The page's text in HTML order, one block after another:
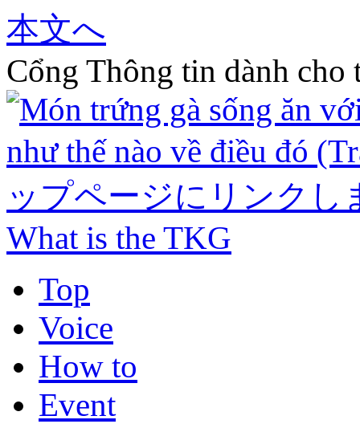
本文へ
Cổng Thông tin dành cho
What is the TKG
Top
Voice
How to
Event